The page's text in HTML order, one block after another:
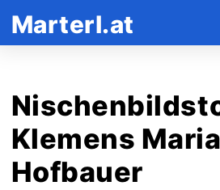
Marterl.at
Klemens Maria
Hofbauer